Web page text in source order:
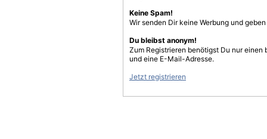
Keine Spam!
Wir senden Dir keine Werbung und
Du bleibst anonym!
Zum Registrieren benötigst Du nur einen
und eine E-Mail-Adresse.
Jetzt registrieren